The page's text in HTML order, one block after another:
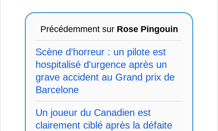
Précédemment sur Rose Pingouin
Scène d'horreur : un pilote est
hospitalisé d'urgence après un
grave accident au Grand prix de
Barcelone
Un joueur du Canadien est
clairement ciblé après la défaite